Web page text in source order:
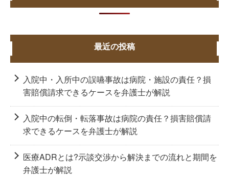
最近の投稿
入院中・入所中の誤嚥事故は病院・施設の責任？損
害賠償請求できるケースを弁護士が解説
入院中の転倒・転落事故は病院の責任？損害賠償請
求できるケースを弁護士が解説
医療ADRとは?示談交渉から解決までの流れと期間を
弁護士が解説